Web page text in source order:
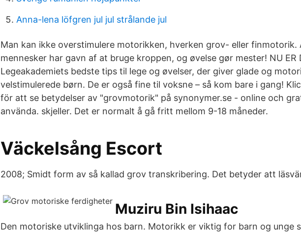
Anna-lena löfgren jul jul strålande jul
Man kan ikke overstimulere motorikken, hverken grov- eller finmotorik.
mennesker har gavn af at bruge kroppen, og øvelse gør mester! NU ER
Legeakademiets bedste tips til lege og øvelser, der giver glade og
velstimulerede børn. De er også fine til voksne – så kom bare i gang!
för att se betydelser av "grovmotorik" på synonymer.se - online och
använda. skjeller. Det er normalt å gå fritt mellom 9-18 måneder.
Väckelsång Escort
2008; Smidt form av så kallad grov transkribering. Det betyder att
Muziru Bin Isihaac
Den motoriske utviklinga hos barn. Motorikk er viktig for barn og unge